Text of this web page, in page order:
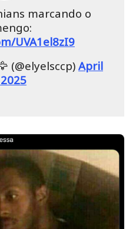
marcando o
UVA1el8zI9
(@elyelsccp) April